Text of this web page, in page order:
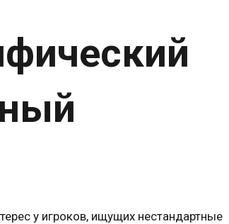
у игроков, ищущих нестандартные